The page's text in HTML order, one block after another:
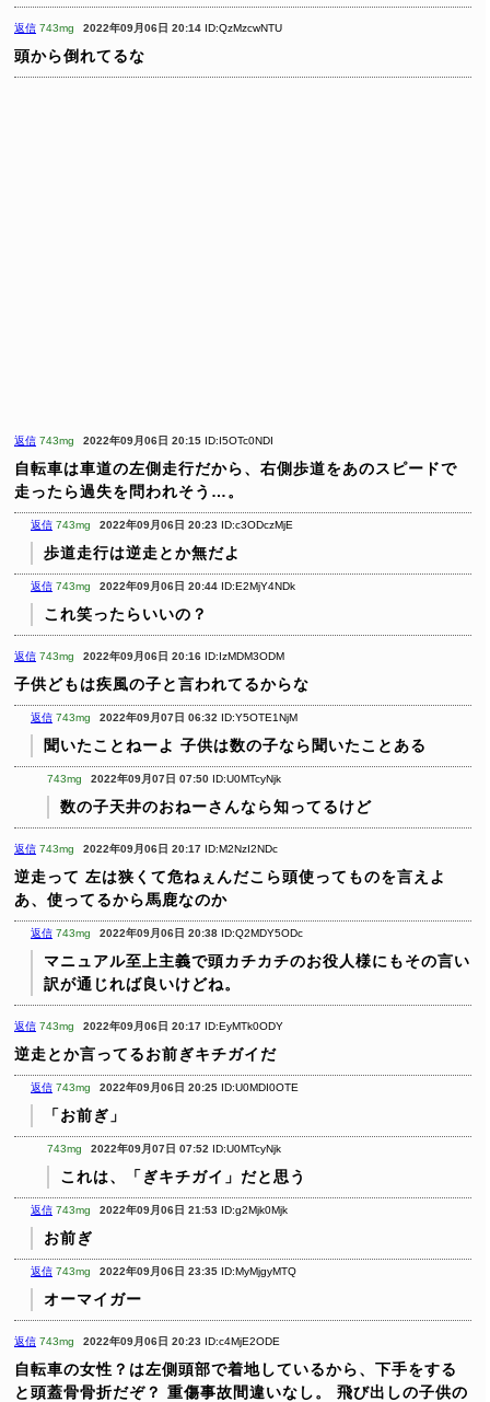
返信 743mg 2022年09月06日 20:14 ID:QzMzcwNTU
頭から倒れてるな
返信 743mg 2022年09月06日 20:15 ID:I5OTc0NDI
自転車は車道の左側走行だから、右側歩道をあのスピードで
走ったら過失を問われそう…。
返信 743mg 2022年09月06日 20:23 ID:c3ODczMjE
歩道走行は逆走とか無だよ
返信 743mg 2022年09月06日 20:44 ID:E2MjY4NDk
これ笑ったらいいの？
返信 743mg 2022年09月06日 20:16 ID:IzMDM3ODM
子供どもは疾風の子と言われてるからな
返信 743mg 2022年09月07日 06:32 ID:Y5OTE1NjM
聞いたことねーよ 子供は数の子なら聞いたことある
743mg 2022年09月07日 07:50 ID:U0MTcyNjk
数の子天井のおねーさんなら知ってるけど
返信 743mg 2022年09月06日 20:17 ID:M2NzI2NDc
逆走って 左は狭くて危ねぇんだこら頭使ってものを言えよ
あ、使ってるから馬鹿なのか
返信 743mg 2022年09月06日 20:38 ID:Q2MDY5ODc
マニュアル至上主義で頭カチカチのお役人様にもその言い
訳が通じれば良いけどね。
返信 743mg 2022年09月06日 20:17 ID:EyMTk0ODY
逆走とか言ってるお前ぎキチガイだ
返信 743mg 2022年09月06日 20:25 ID:U0MDI0OTE
「お前ぎ」
743mg 2022年09月07日 07:52 ID:U0MTcyNjk
これは、「ぎキチガイ」だと思う
返信 743mg 2022年09月06日 21:53 ID:g2Mjk0Mjk
お前ぎ
返信 743mg 2022年09月06日 23:35 ID:MyMjgyMTQ
オーマイガー
返信 743mg 2022年09月06日 20:23 ID:c4MjE2ODE
自転車の女性？は左側頭部で着地しているから、下手をする
と頭蓋骨骨折だぞ？ 重傷事故間違いなし。 飛び出しの子供の